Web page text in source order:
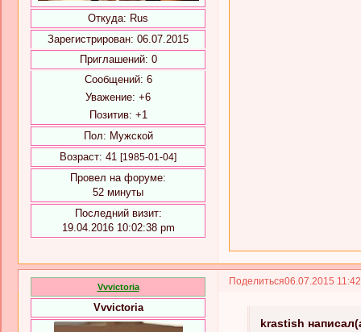
Откуда: Rus
Зарегистрирован: 06.07.2015
Приглашений: 0
Сообщений: 6
Уважение: +6
Позитив: +1
Пол: Мужской
Возраст: 41 [1985-01-04]
Провел на форуме:
52 минуты
Последний визит:
19.04.2016 10:02:38 pm
Поделиться06.07.2015
Vvvictoria
Vvvictoria
krastish